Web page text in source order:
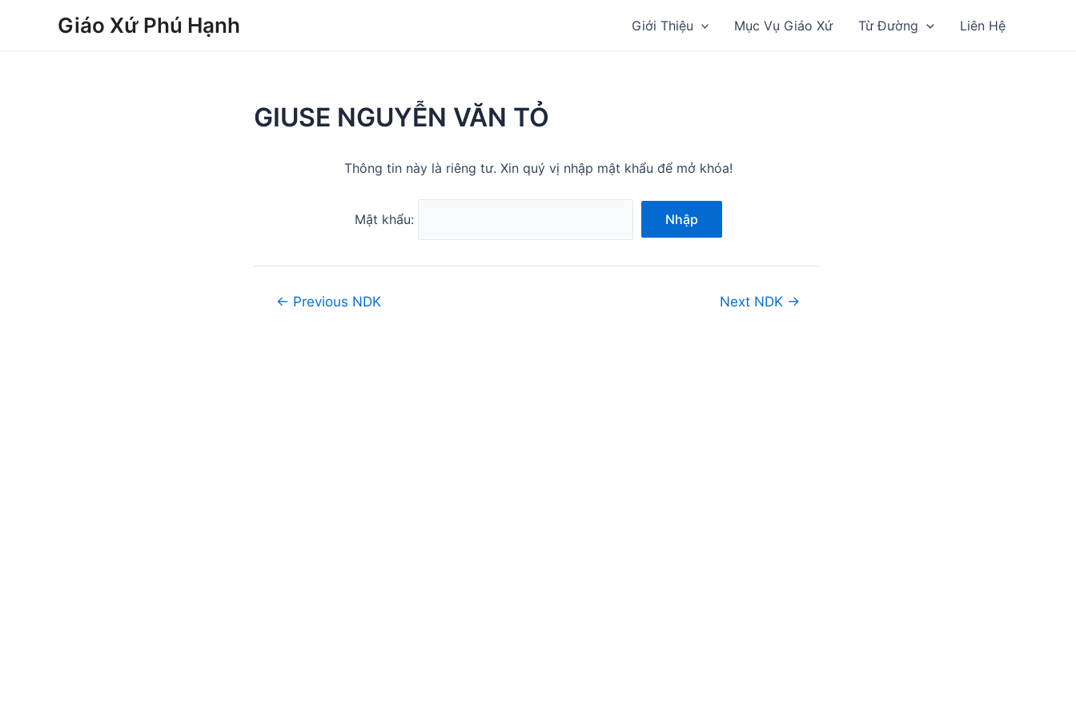
Giáo Xứ Phú Hạnh Giới Thiệu Mục Vụ Giáo Xứ Từ Đường Liên Hệ
GIUSE NGUYỄN VĂN TỎ
Thông tin này là riêng tư. Xin quý vị nhập mật khẩu để mở khóa!
Mật khẩu: Nhập
← Previous NDK Next NDK →